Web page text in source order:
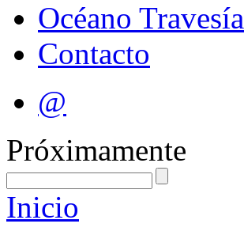
Océano Travesía
Contacto
@
Próximamente
Inicio